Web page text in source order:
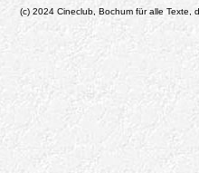
(c) 2024 Cineclub, Bochum für alle Texte,